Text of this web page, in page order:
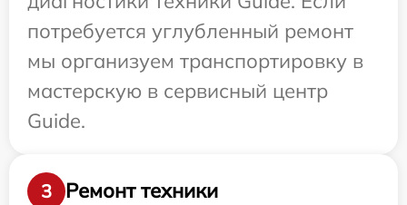
потребуется углубленный ремонт
мы организуем транспортировку в
мастерскую в сервисный центр
Guide.
3
Ремонт техники